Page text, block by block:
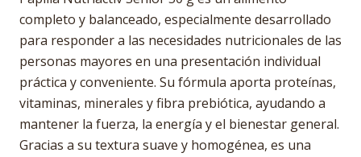
completo y balanceado, especialmente desarrollado
para responder a las necesidades nutricionales de las
personas mayores en una presentación individual
práctica y conveniente. Su fórmula aporta proteínas,
vitaminas, minerales y fibra prebiótica, ayudando a
mantener la fuerza, la energía y el bienestar general.
Gracias a su textura suave y homogénea, es una